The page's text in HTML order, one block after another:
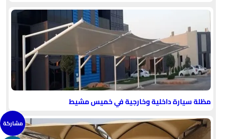
مظلة سيارة داخلية وخارجية في خميس مشيط
مشاركة